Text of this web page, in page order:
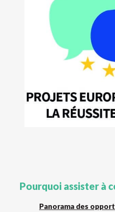
Pourquoi assister à
Panorama des